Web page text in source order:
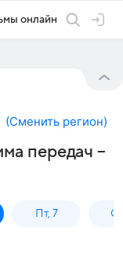
онлайн
(Сменить регион)
передач –
Пт, 7